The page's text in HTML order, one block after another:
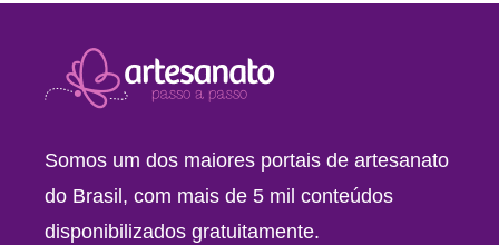
Somos um dos maiores portais de artesanato
do Brasil, com mais de 5 mil conteúdos
disponibilizados gratuitamente.